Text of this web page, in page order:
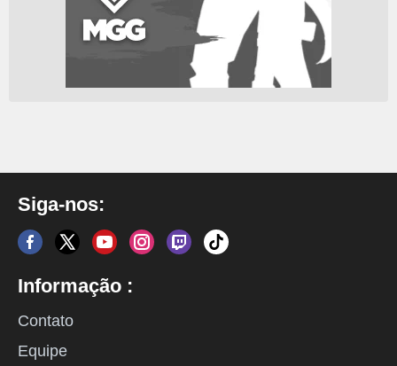
Siga-nos:
Informação :
Contato
Equipe